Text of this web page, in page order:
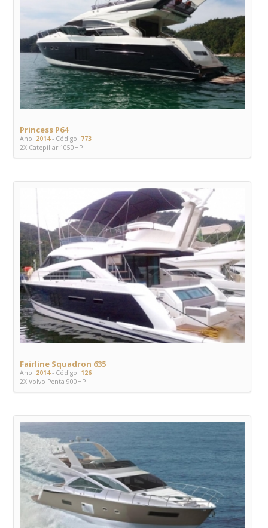
Princess P64
Ano: 2014- Código: 773
2X Catepillar 1050HP
Fairline Squadron 635
Ano: 2014- Código: 126
2X Volvo Penta 900HP